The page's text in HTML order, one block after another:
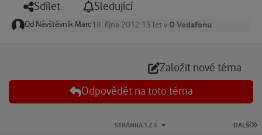
Sdílet Sledující
Od Návštěvník Marc18. října 2012 13 let v O Vodafonu
Založit nové téma
Odpovědět na toto téma
DALŠÍ
STRÁNKA 1 Z 3